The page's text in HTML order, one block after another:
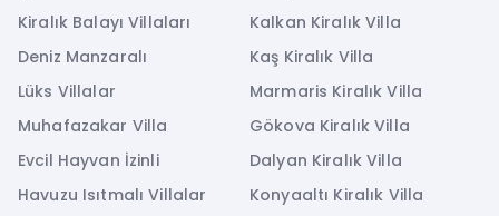
Kiralık Balayı Villaları
Deniz Manzaralı
Lüks Villalar
Muhafazakar Villa
Evcil Hayvan İzinli
Havuzu Isıtmalı Villalar
Kalkan Kiralık Villa
Kaş Kiralık Villa
Marmaris Kiralık Villa
Gökova Kiralık Villa
Dalyan Kiralık Villa
Konyaaltı Kiralık Villa